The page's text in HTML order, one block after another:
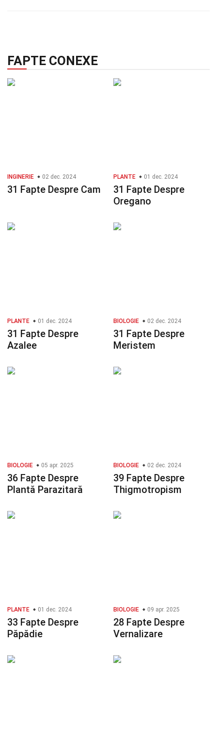
FAPTE CONEXE
INGINERIE 02 dec. 2024
31 Fapte Despre Cam
PLANTE 01 dec. 2024
31 Fapte Despre
Oregano
PLANTE 01 dec. 2024
31 Fapte Despre
Azalee
BIOLOGIE 02 dec. 2024
31 Fapte Despre
Meristem
BIOLOGIE 05 apr. 2025
36 Fapte Despre
Plantă Parazitară
BIOLOGIE 02 dec. 2024
39 Fapte Despre
Thigmotropism
PLANTE 01 dec. 2024
33 Fapte Despre
Păpădie
BIOLOGIE 09 apr. 2025
28 Fapte Despre
Vernalizare